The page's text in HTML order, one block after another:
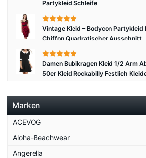
Partykleid Schleife
Vintage Kleid – Bodycon Partykleid
Chiffon Quadratischer Ausschnitt
Damen Bubikragen Kleid 1/2 Arm
50er Kleid Rockabilly Festlich
Marken
ACEVOG
Aloha-Beachwear
Angerella